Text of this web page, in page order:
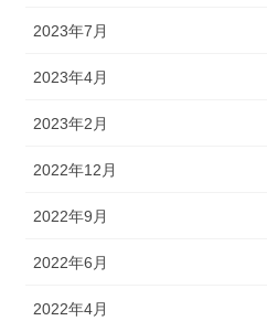
2023年7月
2023年4月
2023年2月
2022年12月
2022年9月
2022年6月
2022年4月